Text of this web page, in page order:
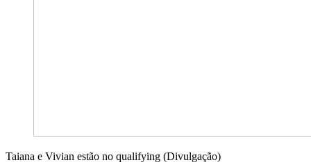
Taiana e Vivian estão no qualifying (Divulgação)